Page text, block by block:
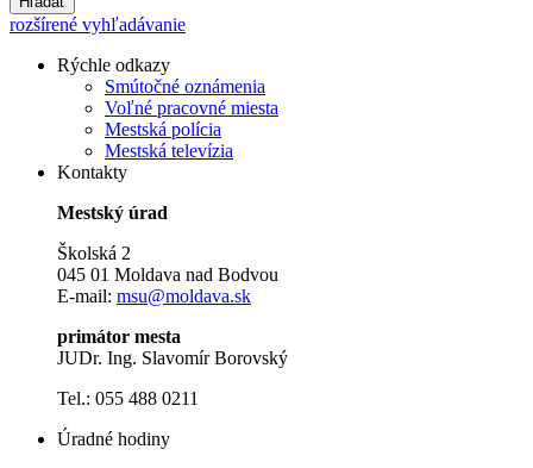
rozšírené vyhľadávanie
Rýchle odkazy
Smútočné oznámenia
Voľné pracovné miesta
Mestská polícia
Mestská televízia
Kontakty
Mestský úrad
Školská 2
045 01 Moldava nad Bodvou
E-mail: msu@moldava.sk
primátor mesta
JUDr. Ing. Slavomír Borovský
Tel.: 055 488 0211
Úradné hodiny